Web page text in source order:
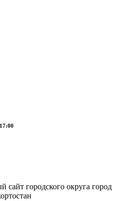
городского округа город